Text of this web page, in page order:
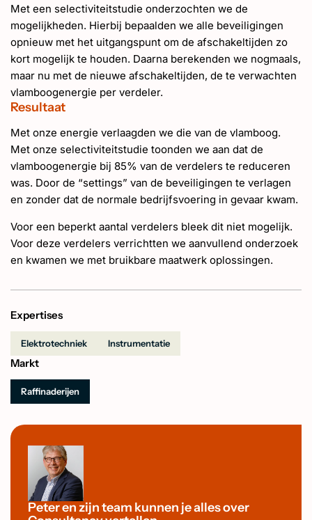
Met een selectiviteitstudie onderzochten we de
mogelijkheden. Hierbij bepaalden we alle beveiligingen
opnieuw met het uitgangspunt om de afschakeltijden zo
kort mogelijk te houden. Daarna berekenden we nogmaals,
maar nu met de nieuwe afschakeltijden, de te verwachten
vlamboogenergie per verdeler.
Resultaat
Met onze energie verlaagden we die van de vlamboog.
Met onze selectiviteitstudie toonden we aan dat de
vlamboogenergie bij 85% van de verdelers te reduceren
was. Door de “settings” van de beveiligingen te verlagen
en zonder dat de normale bedrijfsvoering in gevaar kwam.
Voor een beperkt aantal verdelers bleek dit niet mogelijk.
Voor deze verdelers verrichtten we aanvullend onderzoek
en kwamen we met bruikbare maatwerk oplossingen.
Expertises
Elektrotechniek Instrumentatie
Markt
Raffinaderijen
Peter en zijn team kunnen je alles over